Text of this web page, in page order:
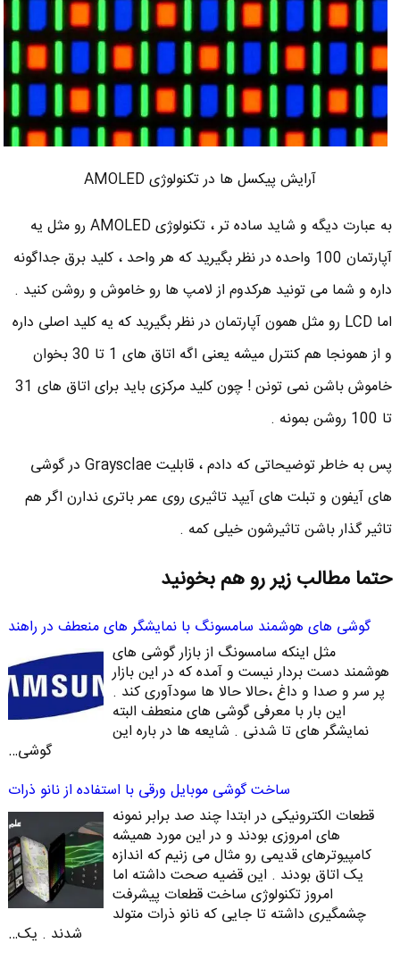
آرایش پیکسل ها در تکنولوژی AMOLED
به عبارت دیگه و شاید ساده تر ، تکنولوژی AMOLED رو مثل یه
آپارتمان 100 واحده در نظر بگیرید که هر واحد ، کلید برق جداگونه
داره و شما می تونید هرکدوم از لامپ ها رو خاموش و روشن کنید .
اما LCD رو مثل همون آپارتمان در نظر بگیرید که یه کلید اصلی داره
و از همونجا هم کنترل میشه یعنی اگه اتاق های 1 تا 30 بخوان
خاموش باشن نمی تونن ! چون کلید مرکزی باید برای اتاق های 31
تا 100 روشن بمونه .
پس به خاطر توضیحاتی که دادم ، قابلیت Graysclae در گوشی
های آیفون و تبلت های آیپد تاثیری روی عمر باتری ندارن اگر هم
تاثیر گذار باشن تاثیرشون خیلی کمه .
حتما مطالب زیر رو هم بخونید
گوشی های هوشمند سامسونگ با نمایشگر های منعطف در راهند
مثل اینکه سامسونگ از بازار گوشی های
هوشمند دست بردار نیست و آمده که در این بازار
پر سر و صدا و داغ ،‌حالا حالا ها سودآوری کند .
این بار با معرفی گوشی های منعطف البته
نمایشگر های تا شدنی . شایعه ها در باره این
گوشی…
ساخت گوشی موبایل ورقی با استفاده از نانو ذرات
قطعات الکترونیکی در ابتدا چند صد برابر نمونه
های امروزی بودند و در این مورد همیشه
کامپیوترهای قدیمی رو مثال می زنیم که اندازه
یک اتاق بودند . این قضیه صحت داشته اما
امروز تکنولوژی ساخت قطعات پیشرفت
چشمگیری داشته تا جایی که نانو ذرات متولد
شدند . یک…